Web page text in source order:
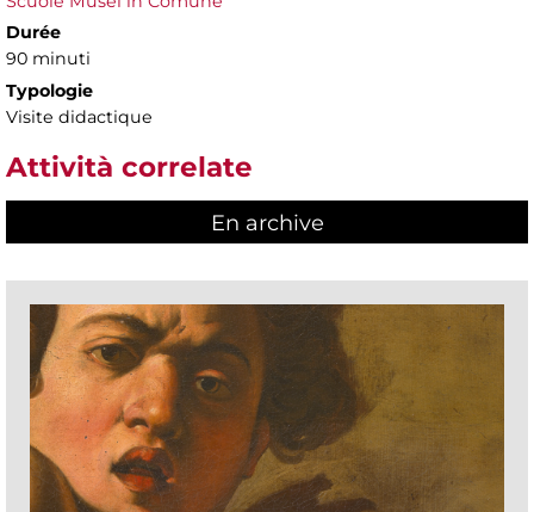
Durée
90 minuti
Typologie
Visite didactique
Attività correlate
En archive